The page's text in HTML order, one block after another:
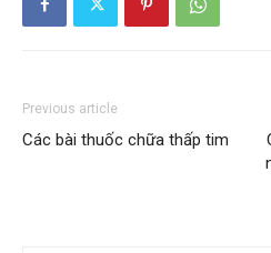
Previous article
Các bài thuốc chữa thấp tim